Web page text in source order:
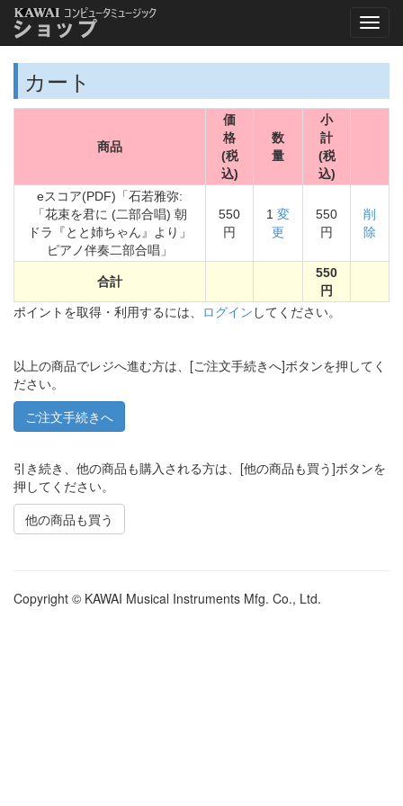
カート
商品
価
格
(税
込)
数
量
小
計
(税
込)
eスコア(PDF)「石若雅弥:
「花束を君に (二部合唱) 朝
ドラ『とと姉ちゃん』より」
ピアノ伴奏二部合唱」
550
円
1 変
更
550
円
削
除
合計
550
円
ポイントを取得・利用するには、 ログイン してください。
以上の商品でレジへ進む方は、[ご注文手続きへ]ボタンを押してく
ださい。
引き続き、他の商品も購入される方は、[他の商品も買う]ボタンを
押してください。
他の商品も買う
Copyright © KAWAI Musical Instruments Mfg. Co., Ltd.